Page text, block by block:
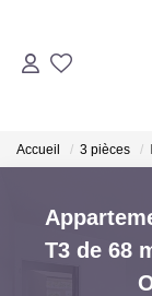
Accueil 3 pièces
T3 de 68